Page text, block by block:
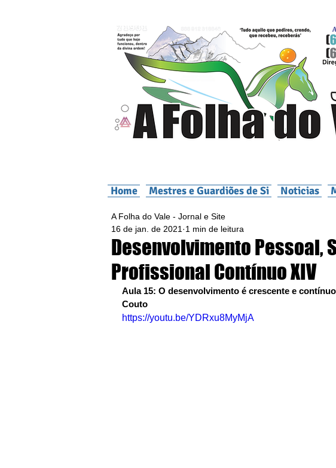
Home Mestres e Guardiões de Si Noticias
Desenvolvimento Pessoal,
Profissional Contínuo XIV
A Folha do Vale - Jornal e Site
16 de jan. de 2021 1 min de leitura
Aula 15: O desenvolvimento é crescente e
Couto
https://youtu.be/YDRxu8MyMjA